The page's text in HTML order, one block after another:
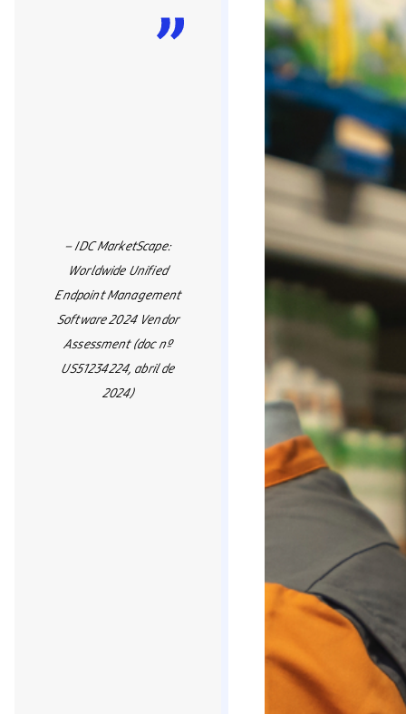
– IDC MarketScape:
Worldwide Unified
Endpoint Management
Software 2024 Vendor
Assessment (doc nº
US51234224, abril de
2024)